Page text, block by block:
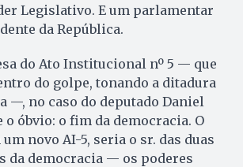
Legislativo. E um parlamentar
da República.
do Ato Institucional nº 5 — que
do golpe, tonando a ditadura
—, no caso do deputado Daniel
o óbvio: o fim da democracia. O
novo AI-5, seria o sr. das duas
da democracia — os poderes